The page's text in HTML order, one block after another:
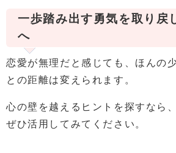
一歩踏み出す勇気を取り戻
へ
恋愛が無理だと感じても、ほんの
との距離は変えられます。
心の壁を越えるヒントを探すなら
ぜひ活用してみてください。